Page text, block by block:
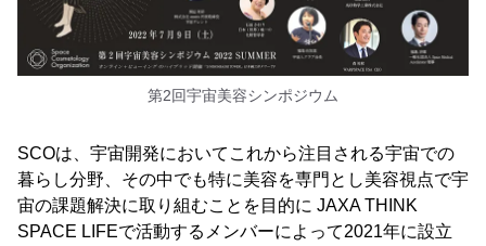
第2回宇宙美容シンポジウム
SCOは、宇宙開発においてこれから注目される宇宙での
暮らし分野、その中でも特に美容を専門とし美容視点で宇
宙の課題解決に取り組むことを目的に JAXA THINK
SPACE LIFEで活動するメンバーによって2021年に設立